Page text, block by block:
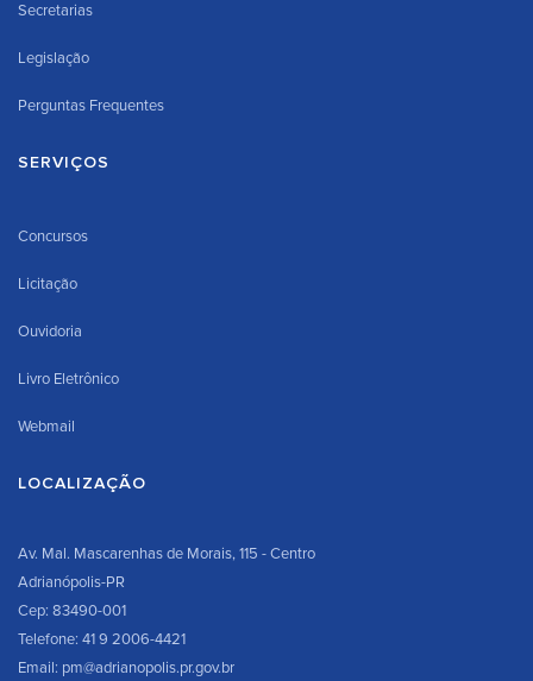
Secretarias
Legislação
Perguntas Frequentes
SERVIÇOS
Concursos
Licitação
Ouvidoria
Livro Eletrônico
Webmail
LOCALIZAÇÃO
Av. Mal. Mascarenhas de Morais, 115 - Centro
Adrianópolis-PR
Cep: 83490-001
Telefone: 41 9 2006-4421
Email: pm@adrianopolis.pr.gov.br